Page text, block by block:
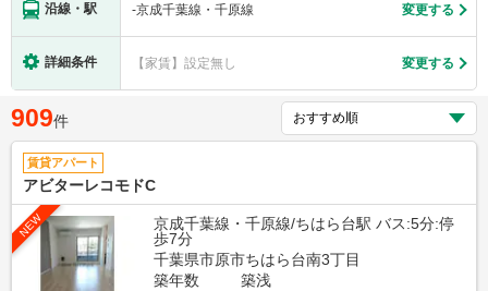
沿線・駅 -京成千葉線・千原線 変更する
詳細条件 【家賃】設定無し 変更する
909件
賃貸アパート
アビターレコモドC
NEW
京成千葉線・千原線/ちはら台駅 バス:5分:停
歩7分
千葉県市原市ちはら台南3丁目
築年数
築浅